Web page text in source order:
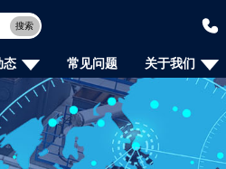
搜索
态 常见问题 关于我们